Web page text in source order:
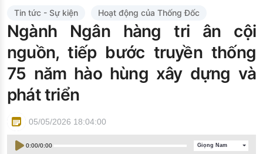
Đào tạo ISO
Tin tức - Sự kiện Hoạt động của Thống Đốc
Ngành Ngân hàng tri ân cội
nguồn, tiếp bước truyền thống
75 năm hào hùng xây dựng và
phát triển
05/05/2026 18:04:00
0:00/0:00 Giọng Nam